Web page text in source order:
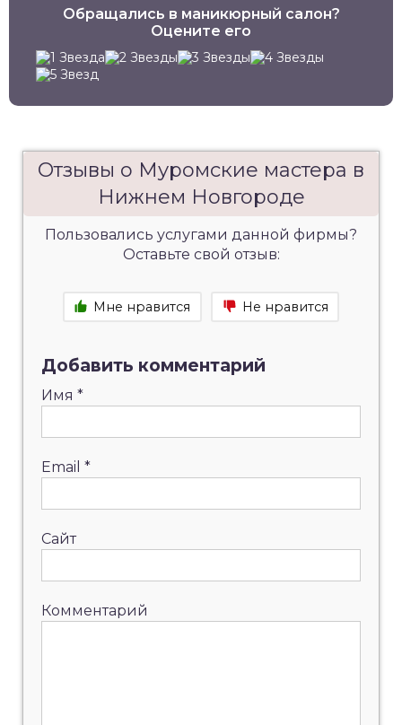
Обращались в маникюрный салон?
Оцените его
Отзывы о Муромские мастера в
Нижнем Новгороде
Пользовались услугами данной фирмы?
Оставьте свой отзыв:
Мне нравится Не нравится
Добавить комментарий
Имя *
Email *
Сайт
Комментарий